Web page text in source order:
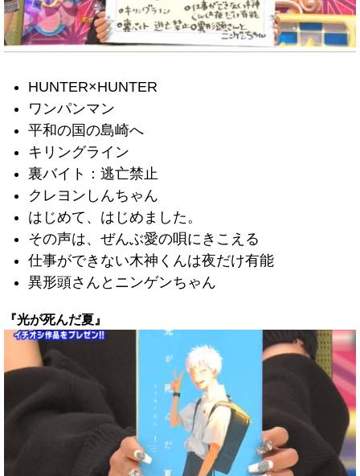
HUNTER×HUNTER
ワンパンマン
平和の国の島崎へ
キリングライン
裏バイト：逃亡禁止
クレヨンしんちゃん
はじめて、はじめました。
その声は、ぜんぶ愛の唄にきこえる
仕事ができない木神くんは夜だけ有能
異形頭さんとニンゲンちゃん
『光が死んだ夏』